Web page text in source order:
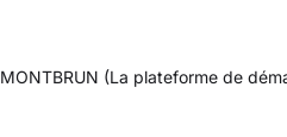
(La plateforme de